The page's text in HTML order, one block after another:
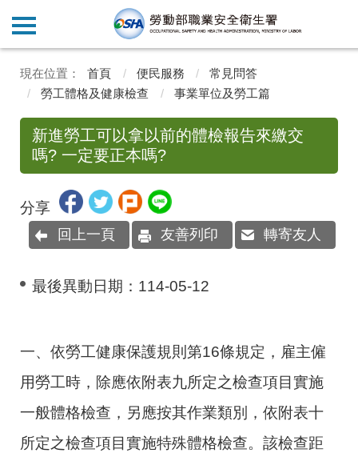
首頁 便民服務
常見問答
勞工體格及健康檢查
事業單位及勞工篇
新進勞工可以拿以前的體檢報告來繳交
嗎? 一定要正本嗎?
分享
回上一頁 友善列印 轉寄友人
最後異動日期： 114-05-12
一、依勞工健康保護規則第16條規定，雇主僱
用勞工時，除應依附表九所定之檢查項目實施
一般體格檢查，另應按其作業類別，依附表十
所定之檢查項目實施特殊體格檢查。該檢查距